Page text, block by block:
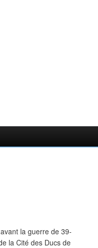
la guerre de 39-
la Cité des Ducs de